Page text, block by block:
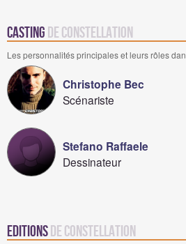
Casting de Constellation
Les personnalités principales et leurs rôles
Christophe Bec
Scénariste
Stefano Raffaele
Dessinateur
Editionsde Constellation